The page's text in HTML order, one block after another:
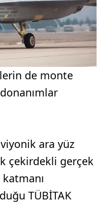
de monte
ara yüz
çekirdekli gerçek
TÜBİTAK